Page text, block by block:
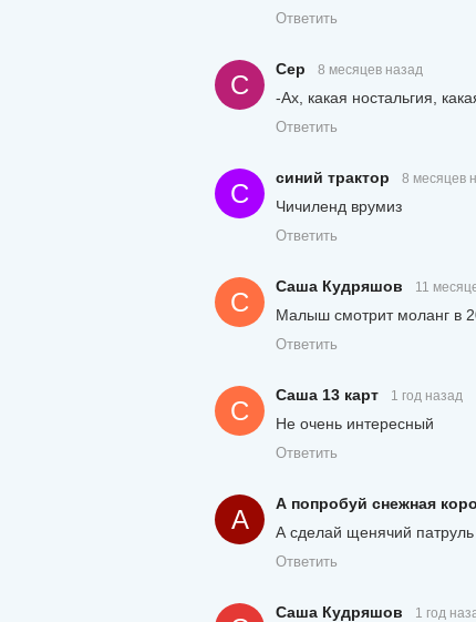
Ответить
С
Сер 8 месяцев назад
-Ах, какая ностальгия,
Ответить
С
синий трактор 8 месяцев
Чичиленд врумиз
Ответить
С
Саша Кудряшов 11
Малыш смотрит моланг в
Ответить
С
Саша 13 карт 1 год назад
Не очень интересный
Ответить
А
А попробуй снежная
А сделай щенячий
Ответить
Саша Кудряшов 1 год